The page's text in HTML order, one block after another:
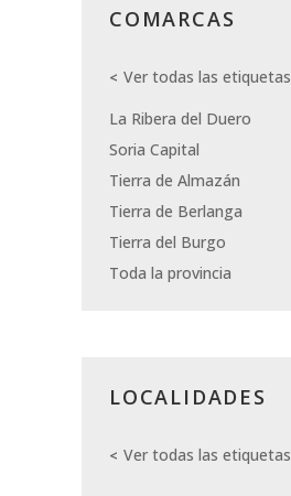
COMARCAS
Ver todas las etiquetas
La Ribera del Duero
Soria Capital
Tierra de Almazán
Tierra de Berlanga
Tierra del Burgo
Toda la provincia
LOCALIDADES
Ver todas las etiquetas